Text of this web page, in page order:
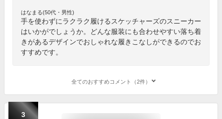
はなまる(50代・男性)
手を使わずにラクラク履けるスケッチャーズのスニーカー
はいかがでしょうか。どんな服装にも合わせやすい落ち着
きがあるデザインでおしゃれな履きこなしができるのでお
すすめです。
全てのおすすめコメント（2件）
3